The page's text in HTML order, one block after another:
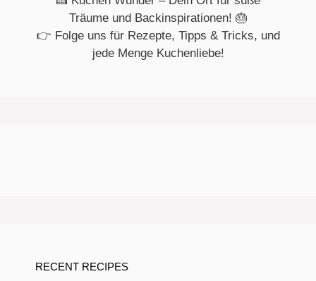
Träume und Backinspirationen! 🎂
👉 Folge uns für Rezepte, Tipps & Tricks, und
jede Menge Kuchenliebe!
RECENT RECIPES